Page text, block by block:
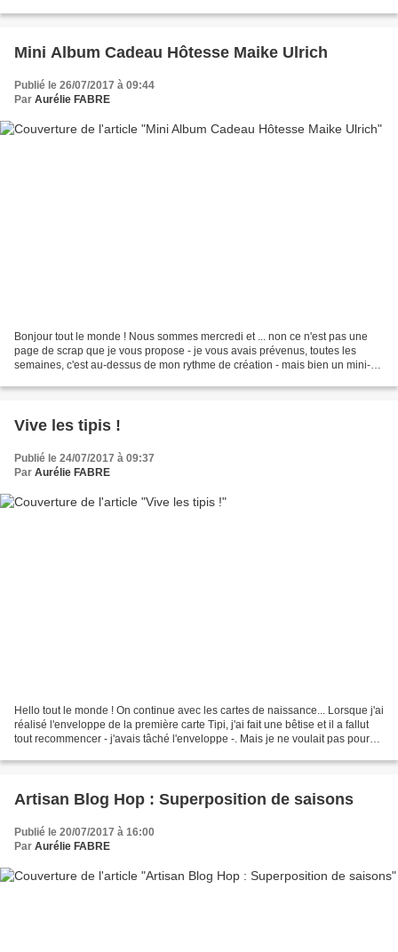
Mini Album Cadeau Hôtesse Maike Ulrich
Publié le 26/07/2017 à 09:44
Par Aurélie FABRE
Bonjour tout le monde ! Nous sommes mercredi et ... non ce n'est pas une
page de scrap que je vous propose - je vous avais prévenus, toutes les
semaines, c'est au-dessus de mon rythme de création - mais bien un mini-
Vive les tipis !
Publié le 24/07/2017 à 09:37
Par Aurélie FABRE
Hello tout le monde ! On continue avec les cartes de naissance... Lorsque j'ai
réalisé l'enveloppe de la première carte Tipi, j'ai fait une bêtise et il a fallut
tout recommencer - j'avais tâché l'enveloppe -. Mais je ne voulait pas pour
Artisan Blog Hop : Superposition de saisons
Publié le 20/07/2017 à 16:00
Par Aurélie FABRE